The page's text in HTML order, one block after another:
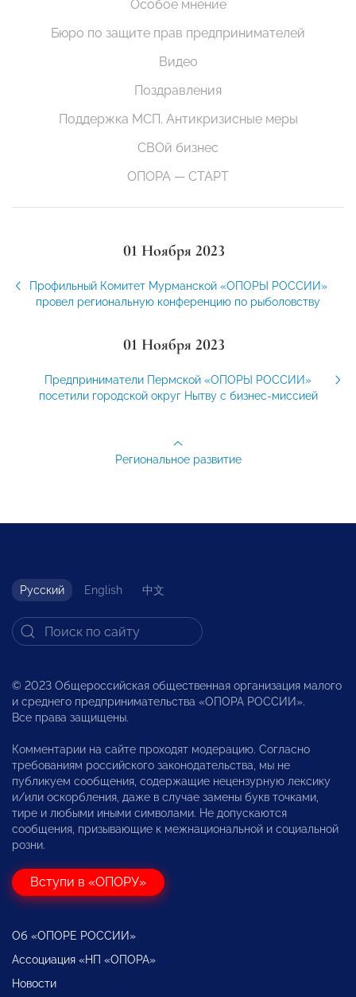
Особое мнение
Бюро по защите прав предпринимателей
Видео
Поздравления
Поддержка МСП. Антикризисные меры
СВОй бизнес
ОПОРА — СТАРТ
01 Ноября 2023
Профильный Комитет Мурманской «ОПОРЫ РОССИИ»
провел региональную конференцию по рыболовству
01 Ноября 2023
Предприниматели Пермской «ОПОРЫ РОССИИ»
посетили городской округ Нытву с бизнес-миссией
Региональное развитие
Русский English 中文
© 2023 Общероссийская общественная организация малого
и среднего предпринимательства «ОПОРА РОССИИ».
Все права защищены.
Комментарии на сайте проходят модерацию. Согласно
требованиям российского законодательства, мы не
публикуем сообщения, содержащие нецензурную лексику
и/или оскорбления, даже в случае замены букв точками,
тире и любыми иными символами. Не допускаются
сообщения, призывающие к межнациональной и социальной
розни.
Вступи в «ОПОРУ»
Об «ОПОРЕ РОССИИ»
Ассоциация «НП «ОПОРА»
Новости